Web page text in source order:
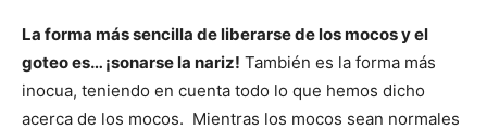
La forma más sencilla de liberarse de los mocos y el
goteo es… ¡sonarse la nariz! También es la forma más
inocua, teniendo en cuenta todo lo que hemos dicho
acerca de los mocos. Mientras los mocos sean normales